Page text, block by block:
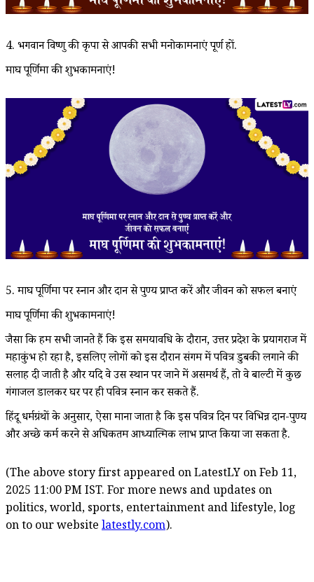
4. भगवान विष्णु की कृपा से आपकी सभी मनोकामनाएं पूर्ण हों.
माघ पूर्णिमा की शुभकामनाएं!
5. माघ पूर्णिमा पर स्नान और दान से पुण्य प्राप्त करें और जीवन को सफल बनाएं
माघ पूर्णिमा की शुभकामनाएं!
जैसा कि हम सभी जानते हैं कि इस समयावधि के दौरान, उत्तर प्रदेश के प्रयागराज में
महाकुंभ हो रहा है, इसलिए लोगों को इस दौरान संगम में पवित्र डुबकी लगाने की
सलाह दी जाती है और यदि वे उस स्थान पर जाने में असमर्थ हैं, तो वे बाल्टी में कुछ
गंगाजल डालकर घर पर ही पवित्र स्नान कर सकते हैं.
हिंदू धर्मग्रंथों के अनुसार, ऐसा माना जाता है कि इस पवित्र दिन पर विभिन्न दान-पुण्य
और अच्छे कर्म करने से अधिकतम आध्यात्मिक लाभ प्राप्त किया जा सकता है.
(The above story first appeared on LatestLY on Feb 11,
2025 11:00 PM IST. For more news and updates on
politics, world, sports, entertainment and lifestyle, log
on to our website latestly.com).